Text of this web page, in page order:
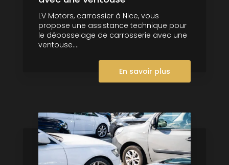
LV Motors, carrossier à Nice, vous
propose une assistance technique pour
le débosselage de carrosserie avec une
ventouse....
En savoir plus